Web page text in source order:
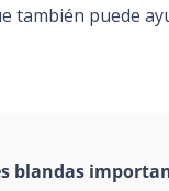
también puede
blandas